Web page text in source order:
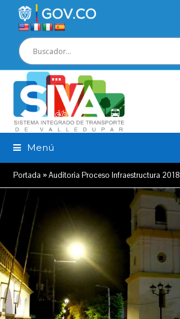
Menú
Portada »Auditoria Proceso Infraestructura 2018